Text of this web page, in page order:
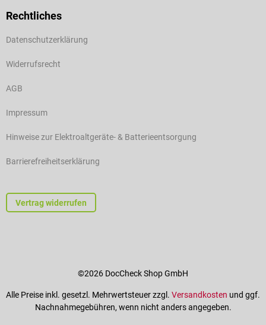
Rechtliches
Datenschutzerklärung
Widerrufsrecht
AGB
Impressum
Hinweise zur Elektroaltgeräte- & Batterieentsorgung
Barrierefreiheitserklärung
Vertrag widerrufen
©2026 DocCheck Shop GmbH
Alle Preise inkl. gesetzl. Mehrwertsteuer zzgl. Versandkosten und ggf.
Nachnahmegebühren, wenn nicht anders angegeben.